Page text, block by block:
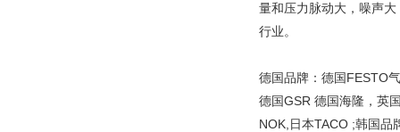
量和压力脉动大，噪声
行业。
德国品牌：德国FESTO
德国GSR 德国海隆，英
NOK,日本TACO ;韩国品